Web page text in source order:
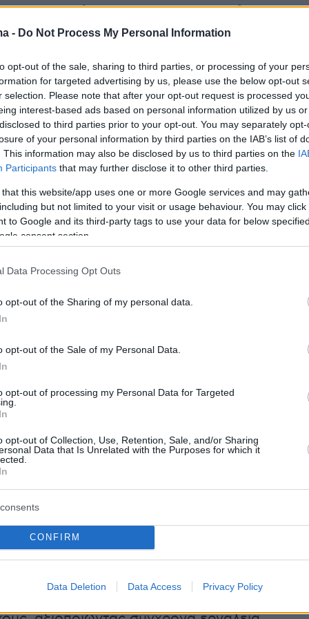
- Do Not Process My Personal Information
opt-out of the sale, sharing to third parties, or processing of your
for targeted advertising by us, please use the below opt-out
selection. Please note that after your opt-out request is processed
interest-based ads based on personal information utilized by us
to third parties prior to your opt-out. You may separately
of your personal information by third parties on the IAB’s list of
This information may also be disclosed by us to third parties on the
Participants that may further disclose it to other third parties.
that this website/app uses one or more Google services and may
but not limited to your visit or usage behaviour. You may
to Google and its third-party tags to use your data for below
consent section.
Data Processing Opt Outs
opt-out of the Sharing of my personal data.
opt-out of the Sale of my Personal Data.
opt-out of processing my Personal Data for Targeted
opt-out of Collection, Use, Retention, Sale, and/or Sharing
Data that Is Unrelated with the Purposes for which it
CONFIRM
Data Deletion Data Access Privacy Policy
το συνολικό ποσό των εισπραχθέντων
δισ. ευρώ – υπερβαίνοντας τον ετήσιο
8 δισ. Ευρώ».
δεν δήλωναν φόρους και ΦΠΑ
και άλλες δράσεις που ενίσχυσαν τη
για το 2023, παρότι παρουσίαζαν κανονική
Μετά την παρέμβαση της ΑΑΔΕ,
δηλώνοντας επιπλέον εκροές ύψους 60,9
ΦΠΑ συμμορφώθηκαν, μετά από
τα στοιχεία της πλατφόρμας myDATA,
δηλώσεις ύψους 46,7 εκ. ευρώ.
καμία δήλωση για το ίδιο έτος
δηλώνοντας συνολικό φόρο 14,8 εκατ.
Πειραιά κατάσχεσε ναρκωτικά